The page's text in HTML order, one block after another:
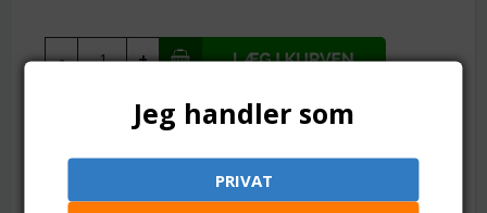
TILFØJ TIL ØNSKESKYEN
Jeg handler som
PRIVAT